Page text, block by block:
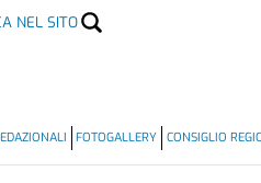
NEL SITO
FOTOGALLERY CONSIGLIO